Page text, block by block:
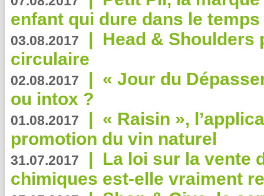
enfant qui dure dans le temps
03.08.2017 | Head & Shoulders
circulaire
02.08.2017 | « Jour du
ou intox ?
01.08.2017 | « Raisin »,
promotion du vin naturel
31.07.2017 | La loi sur la vente
chimiques est-elle vraiment